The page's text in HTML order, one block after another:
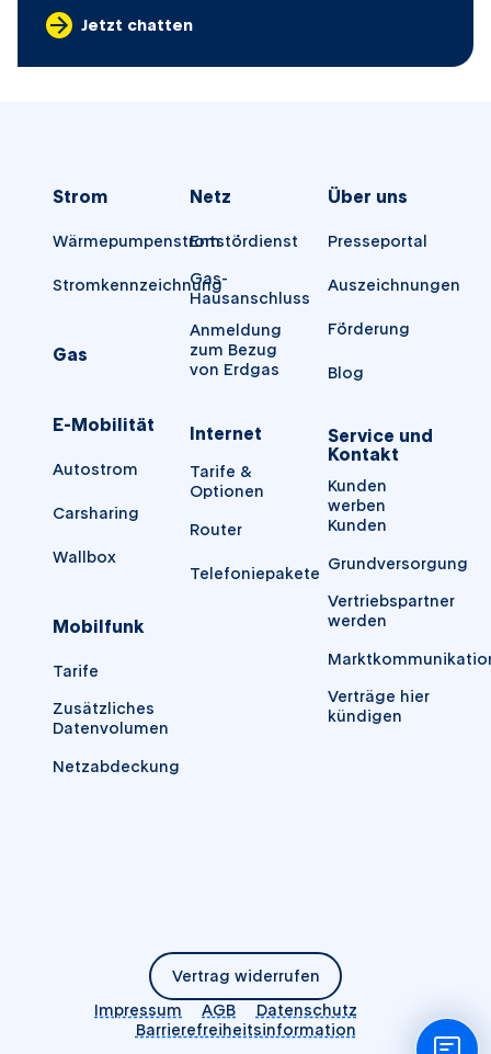
Jetzt chatten
Strom
Wärmepumpenstrom
Stromkennzeichnung
Gas
E-Mobilität
Autostrom
Carsharing
Wallbox
Mobilfunk
Tarife
Zusätzliches
Datenvolumen
Netzabdeckung
Netz
Entstördienst
Gas-
Hausanschluss
Anmeldung
zum Bezug
von Erdgas
Internet
Tarife &
Optionen
Router
Telefoniepakete
Über uns
Presseportal
Auszeichnungen
Förderung
Blog
Service und
Kontakt
Kunden
werben
Kunden
Grundversorgung
Vertriebspartner
werden
Verträge hier
kündigen
Vertrag widerrufen
Impressum
AGB
Datenschutz
Barrierefreiheitsinformation